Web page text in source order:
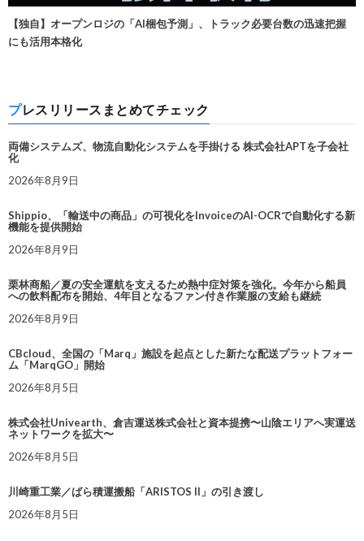
【独自】オープンロジの「AI梱包予測」、トラック必要台数の迅速把握
にも活用本格化
プレスリリースまとめてチェック
両備システムズ、物流自動化システムを手掛ける 株式会社APTを子会社
化
2026年8月9日
Shippio、「輸送中の商品」の可視化をInvoiceのAI-OCRで自動化する新
機能を提供開始
2026年8月9日
栗林商船／夏の安全運航を支えるため熱中症対策を強化。今年から船員
への飲料配布を開始、4年目となるファン付き作業服の支給も継続
2026年8月9日
CBcloud、全国の「Marq」施設を起点とした新たな配送プラットフォー
ム「MarqGO」開始
2026年8月5日
株式会社Univearth、倉吉運送株式会社と資本提携〜山陰エリアへ実運送
ネットワークを拡大〜
2026年8月5日
川崎重工業／ばら積運搬船「ARISTOS II」の引き渡し
2026年8月5日